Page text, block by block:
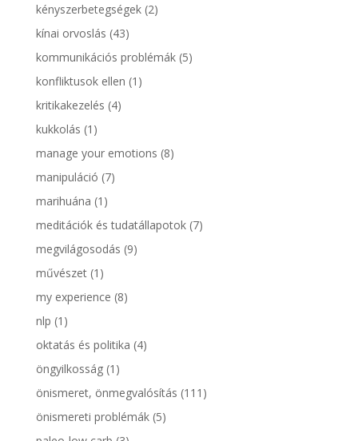
kényszerbetegségek(2)
kínai orvoslás (43)
kommunikációs problémák(5)
konfliktusok ellen (1)
kritikakezelés (4)
kukkolás (1)
manage your emotions (8)
manipuláció (7)
marihuána (1)
meditációk és tudatállapotok(7)
megvilágosodás (9)
művészet(1)
my experience (8)
nlp (1)
oktatás és politika (4)
öngyilkosság(1)
önismeret, önmegvalósítás (111)
önismereti problémák(5)